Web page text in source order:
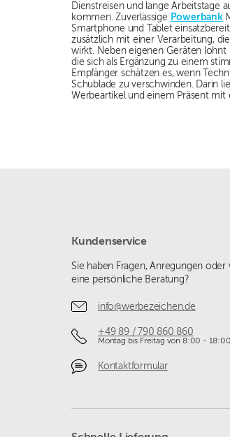
Dienstreisen und lange Arbeitstage
kommen. Zuverlässige Powerbank
Smartphone und Tablet
zusätzlich mit einer Verarbeitung,
wirkt. Neben eigenen Geräten lohnt
die sich als Ergänzung zu einem
Empfänger schätzen es, wenn
Schublade zu verschwinden. Darin
Werbeartikel und einem Präsent
Kundenservice
Sie haben Fragen, Anregungen oder
eine persönliche Beratung?
info@werbezeichen.de
+49 89 / 790 860 860
Montag bis Freitag von 8:00 -
Kontaktformular